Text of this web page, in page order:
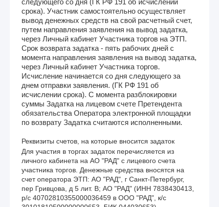
срока). Участник самостоятельно осуществляет
вывод денежных средств на свой расчетный счет,
путем направления заявления на вывод задатка,
через Личный кабинет Участника торгов на ЭТП.
Срок возврата задатка - пять рабочих дней с
момента направления заявления на вывод задатка,
через Личный кабинет Участника торгов.
Исчисление начинается со дня следующего за
днем отправки заявления. (ГК РФ 191 об
исчислении срока). С момента разблокировки
суммы Задатка на лицевом счете Претендента
обязательства Оператора электронной площадки
по возврату Задатка считаются исполненными.
Реквизиты счетов, на которые вносится задаток
Для участия в торгах задаток перечисляется из
личного кабинета на АО "РАД" с лицевого счета
участника торгов. Денежные средства вносятся на
счет оператора ЭТП: АО "РАД", г Санкт-Петербург,
пер Гривцова, д 5 лит. В; АО "РАД" (ИНН 7838430413,
р/с 40702810355000036459 в ООО "РАД", к/с